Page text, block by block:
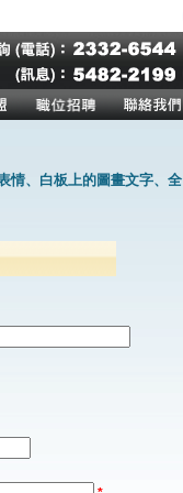
情、白板上的圖畫文字、全